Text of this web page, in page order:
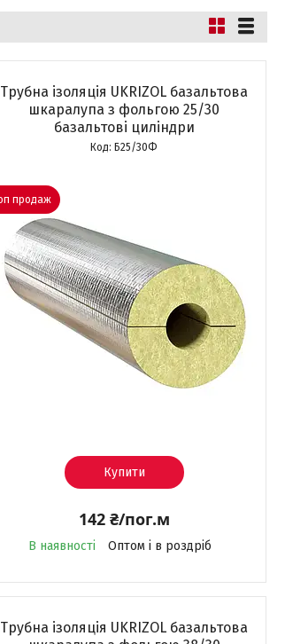
Трубна ізоляція UKRIZOL базальтова
шкаралупа з фольгою 25/30
базальтові циліндри
Б25/30Ф
продаж
Купити
142 ₴/пог.м
В наявності Оптом і в роздріб
Трубна ізоляція UKRIZOL базальтова